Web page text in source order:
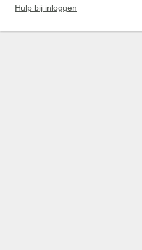
Hulp bij inloggen